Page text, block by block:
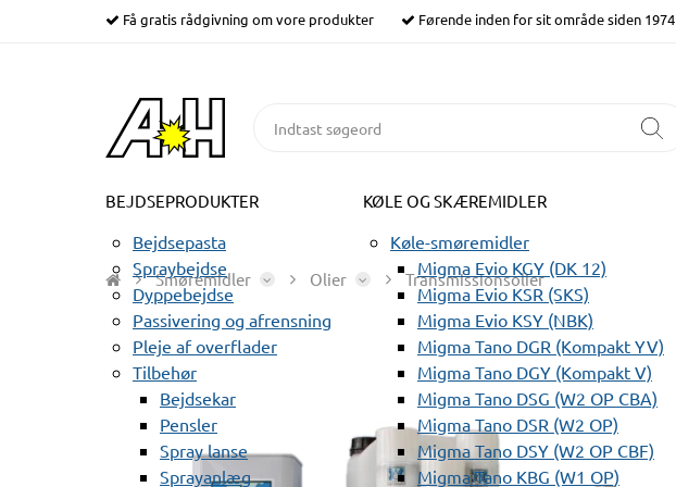
Få gratis rådgivning om vore produkter Førende inden for sit område siden 1974
BEJDSEPRODUKTER
Bejdsepasta
Spraybejdse
Dyppebejdse
Passivering og afrensning
Pleje af overflader
Tilbehør
Bejdsekar
Pensler
Spray lanse
Sprayanlæg
KØLE OG SKÆREMIDLER
Køle-smøremidler
Migma Evio KGY (DK 12)
Migma Evio KSR (SKS)
Migma Evio KSY (NBK)
Migma Tano DGR (Kompakt YV)
Migma Tano DGY (Kompakt V)
Migma Tano DSG (W2 OP CBA)
Migma Tano DSR (W2 OP)
Migma Tano DSY (W2 OP CBF)
Migma Tano KBG (W1 OP)
Smøremidler Olier Transmissionsolier